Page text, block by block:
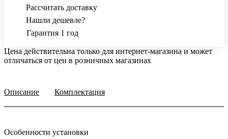
Рассчитать доставку
Нашли дешевле?
Гарантия 1 год
Цена действительна только для интернет-магазина и может
отличаться от цен в розничных магазинах
Описание Комплектация
Особенности установки